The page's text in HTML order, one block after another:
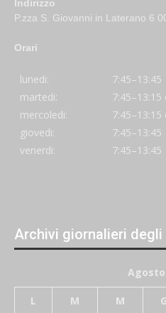
Indirizzo
P.zza S. Giovanni in Laterano 6
Orari
lunedi:
7:45–13:45
martedi:
7:45–13:15
mercoledi:
7:45–13:15
giovedi:
7:45–13:45
venerdi:
7:45–13:45
Archivi giornalieri
Agosto
L M M G